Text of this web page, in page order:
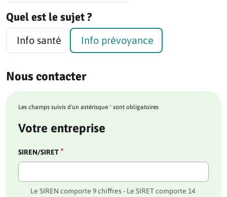
Quel est le sujet ?
Info santé Info prévoyance
Nous contacter
Les champs suivis d'un astérisque * sont obligatoires
Votre entreprise
SIREN/SIRET*
Le SIREN comporte 9 chiffres - Le SIRET comporte 14